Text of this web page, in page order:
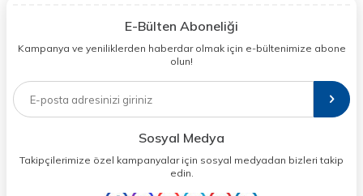
E-Bülten Aboneliği
Kampanya ve yeniliklerden haberdar olmak için e-bültenimize abone
olun!
Sosyal Medya
Takipçilerimize özel kampanyalar için sosyal medyadan bizleri takip
edin.